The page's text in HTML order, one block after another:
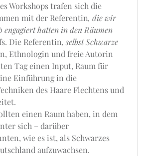
Workshops trafen sich die
mit der Referentin, die wir
engagiert hatten in den Räumen
Die Referentin, selbst Schwarze
Ethnologin und freie Autorin
Tag einen Input, Raum für
Einführung in die
des Haare Flechtens und
einen Raum haben, in dem
sich – darüber
wie es ist, als Schwarzes
aufzuwachsen.